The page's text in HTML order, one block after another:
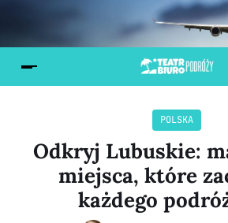
POLSKA
Odkryj Lubuskie:
miejsca, które
każdego